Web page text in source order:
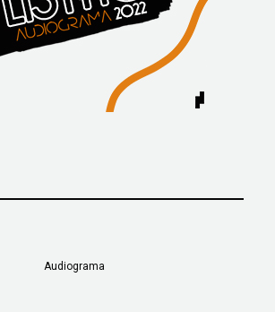
Audiograma